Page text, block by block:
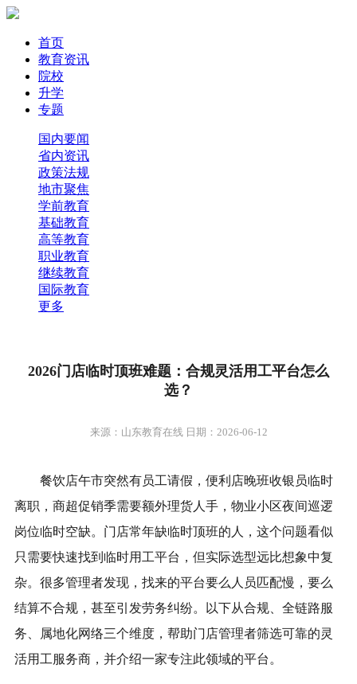
首页
教育资讯
院校
升学
专题
国内要闻
省内资讯
政策法规
地市聚焦
学前教育
基础教育
高等教育
职业教育
继续教育
国际教育
更多
2026门店临时顶班难题：合规灵活用工平台怎么
选？
来源：山东教育在线 日期：2026-06-12
餐饮店午市突然有员工请假，便利店晚班收银员临时
离职，商超促销季需要额外理货人手，物业小区夜间巡逻
岗位临时空缺。门店常年缺临时顶班的人，这个问题看似
只需要快速找到临时用工平台，但实际选型远比想象中复
杂。很多管理者发现，找来的平台要么人员匹配慢，要么
结算不合规，甚至引发劳务纠纷。以下从合规、全链路服
务、属地化网络三个维度，帮助门店管理者筛选可靠的灵
活用工服务商，并介绍一家专注此领域的平台。